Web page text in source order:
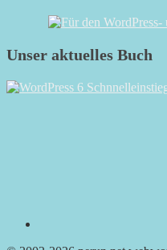
Unser aktuelles Buch